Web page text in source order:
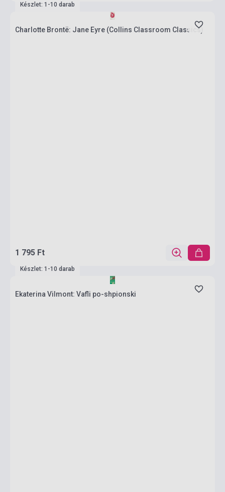
Készlet: 1-10 darab
Charlotte Brontë: Jane Eyre (Collins Classroom Classics)
1 795 Ft
Készlet: 1-10 darab
Ekaterina Vilmont: Vafli po-shpionski